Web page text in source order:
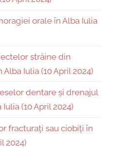
orale în Alba Iulia
străine din
Iulia (10 April 2024)
dentare și drenajul
(10 April 2024)
fracturați sau ciobiți în
2024)